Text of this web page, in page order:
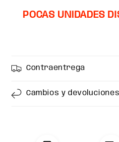
POCAS UNIDADES
Contraentrega
Cambios y devoluciones